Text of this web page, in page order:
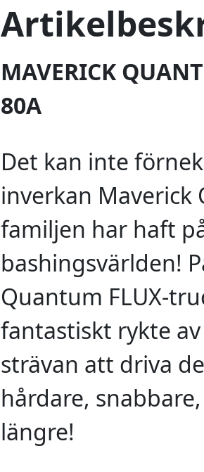
MAVERICK
80A
Det kan inte
inverkan Maverick
familjen har haft
bashingsvärlden!
Quantum FLUX-
fantastiskt rykte
strävan att driva
hårdare,
längre!